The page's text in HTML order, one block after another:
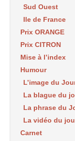
Sud Ouest
Ile de France
Prix ORANGE
Prix CITRON
Mise à l’index
Humour
L’image du
La blague du
La phrase du
La vidéo du
Carnet